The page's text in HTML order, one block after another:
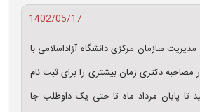
1402/05/17
سازمان مرکزی دانشگاه آزاداسلامی با
مصاحبه دکتری زمان بیشتری را برای ثبت نام
تا پایان مرداد ماه تا حتی یک داوطلب جا